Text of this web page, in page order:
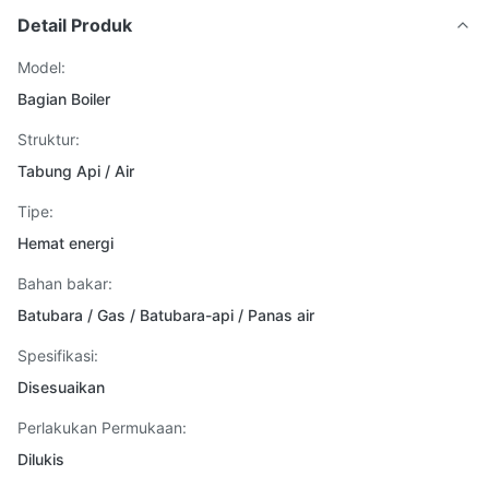
Detail Produk
Model:
Bagian Boiler
Struktur:
Tabung Api / Air
Tipe:
Hemat energi
Bahan bakar:
Batubara / Gas / Batubara-api / Panas air
Spesifikasi:
Disesuaikan
Perlakukan Permukaan:
Dilukis